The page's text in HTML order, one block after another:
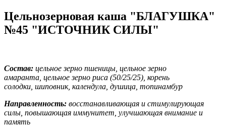
Цельнозерновая каша "БЛАГУШКА"
№45 "ИСТОЧНИК СИЛЫ"
Состав: цельное зерно пшеницы, цельное зерно
амаранта, цельное зерно риса (50/25/25), корень
солодки, шиповник, календула, душица, топинамбур
Направленность: восстанавливающая и стимулирующая
силы, повышающая иммунитет, улучшающая внимание и
память